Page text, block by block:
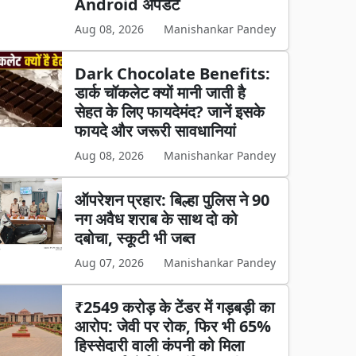
Android अपडेट
Aug 08, 2026 Manishankar Pandey
Dark Chocolate Benefits:
डार्क चॉकलेट क्यों मानी जाती है
सेहत के लिए फायदेमंद? जानें इसके
फायदे और जरूरी सावधानियां
Aug 08, 2026 Manishankar Pandey
ऑपरेशन प्रहार: बिल्हा पुलिस ने 90
नग अवैध शराब के साथ दो को
दबोचा, स्कूटी भी जब्त
Aug 07, 2026 Manishankar Pandey
₹2549 करोड़ के टेंडर में गड़बड़ी का
आरोप: जेवी पर रोक, फिर भी 65%
हिस्सेदारी वाली कंपनी को मिला